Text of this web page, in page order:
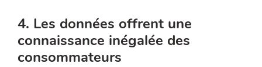
4. Les données offrent une
connaissance inégalée des
consommateurs